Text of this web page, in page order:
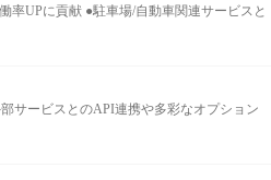
率UPに貢献 ●駐車場/自動車関連サービスと
サービスとのAPI連携や多彩なオプション